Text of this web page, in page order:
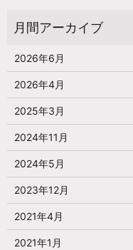
2026年6月
2026年4月
2025年3月
2024年11月
2024年5月
2023年12月
2021年4月
2021年1月